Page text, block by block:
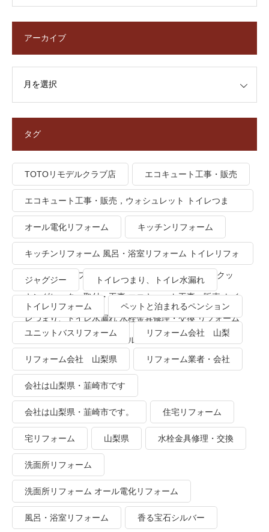
アーカイブ
タグ
TOTOリモデルクラブ店 エコキュート工事・販売
エコキュート工事・販売，ウォシュレット トイレつま
り、トイレ水漏れ
オール電化リフォーム キッチンリフォーム
キッチンリフォーム 風呂・浴室リフォーム トイレリフォ
ーム 洗面所リフォーム オール電化リフォーム ＩＨクッ
キングヒーター取付・工事 エコキュート工事・販売 トイ
レつまり、トイレ水漏れ 水栓金具修理・交換 リフォーム
業者・会社 ＴＯＴＯリモデルクラブ
ジャグジー トイレつまり、トイレ水漏れ
トイレリフォーム ペットと泊まれるペンション
ユニットバスリフォーム リフォーム会社 山梨
リフォーム会社 山梨県 リフォーム業者・会社
会社は山梨県・韮崎市です
会社は山梨県・韮崎市です。 住宅リフォーム
宅リフォーム 山梨県 水栓金具修理・交換
洗面所リフォーム
洗面所リフォーム オール電化リフォーム
風呂・浴室リフォーム 香る宝石シルバー